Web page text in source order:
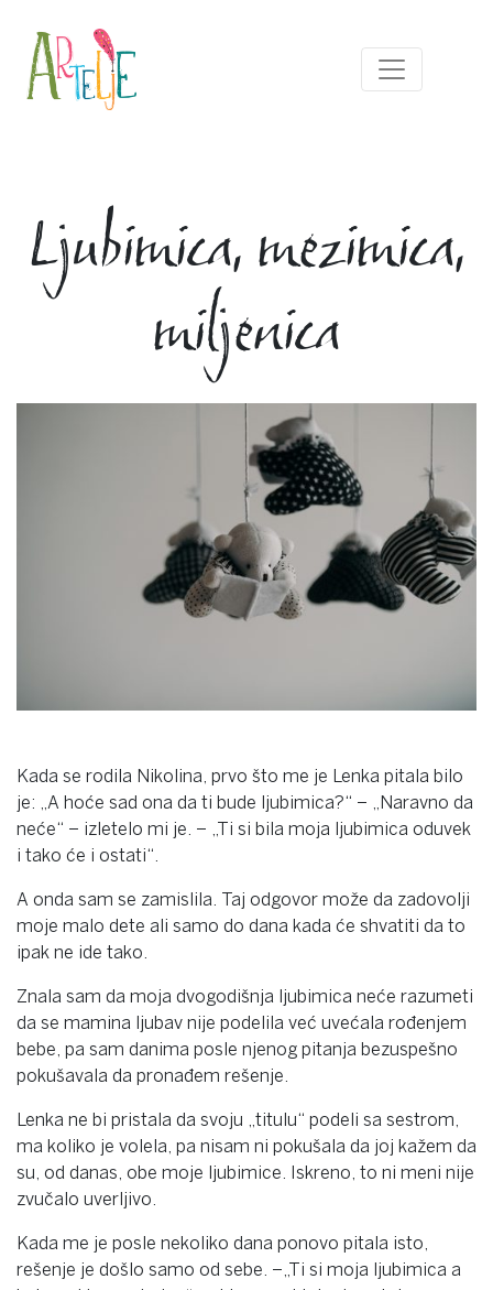
Ljubimica, mezimica,
miljenica
Kada se rodila Nikolina, prvo što me je Lenka pitala bilo
je: „A hoće sad ona da ti bude ljubimica?“ – „Naravno da
neće“ – izletelo mi je. – „Ti si bila moja ljubimica oduvek
i tako će i ostati“.
A onda sam se zamislila. Taj odgovor može da zadovolji
moje malo dete ali samo do dana kada će shvatiti da to
ipak ne ide tako.
Znala sam da moja dvogodišnja ljubimica neće razumeti
da se mamina ljubav nije podelila već uvećala rođenjem
bebe, pa sam danima posle njenog pitanja bezuspešno
pokušavala da pronađem rešenje.
Lenka ne bi pristala da svoju „titulu“ podeli sa sestrom,
ma koliko je volela, pa nisam ni pokušala da joj kažem da
su, od danas, obe moje ljubimice. Iskreno, to ni meni nije
zvučalo uverljivo.
Kada me je posle nekoliko dana ponovo pitala isto,
rešenje je došlo samo od sebe. –„Ti si moja ljubimica a